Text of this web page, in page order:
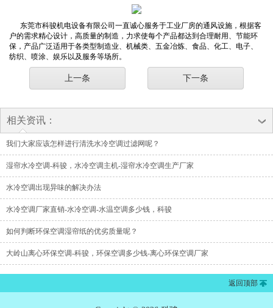
东莞市科骏机电设备有限公司一直诚心服务于工业厂房的通风设施，根据客
户的需求精心设计，高质量的制造，力求使每个产品都达到合理耐用、节能环
保，产品广泛适用于各类型制造业、机械类、五金冶炼、食品、化工、电子、
纺织、喷涂、娱乐以及服务等场所。
上一条 下一条
相关资讯：
我们大家应该怎样进行清洗水冷空调过滤网呢？
湿帘水冷空调-科骏，水冷空调主机-湿帘水冷空调生产厂家
水冷空调出现异味的解决办法
水冷空调厂家直销-水冷空调-水温空调多少钱，科骏
如何判断环保空调湿帘纸的优劣质量呢？
大岭山离心环保空调-科骏，环保空调多少钱-离心环保空调厂家
返回顶部